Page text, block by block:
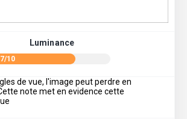
Luminance
7/10
de vue, l'image peut perdre en
note met en evidence cette